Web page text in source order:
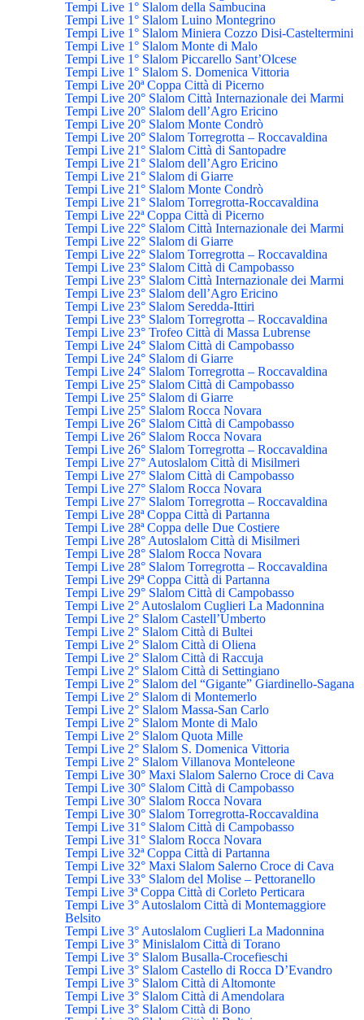
Tempi Live 1° Slalom della Sambucina
Tempi Live 1° Slalom Luino Montegrino
Tempi Live 1° Slalom Miniera Cozzo Disi-Casteltermini
Tempi Live 1° Slalom Monte di Malo
Tempi Live 1° Slalom Piccarello Sant’Olcese
Tempi Live 1° Slalom S. Domenica Vittoria
Tempi Live 20ª Coppa Città di Picerno
Tempi Live 20° Slalom Città Internazionale dei Marmi
Tempi Live 20° Slalom dell’Agro Ericino
Tempi Live 20° Slalom Monte Condrò
Tempi Live 20° Slalom Torregrotta – Roccavaldina
Tempi Live 21° Slalom Città di Santopadre
Tempi Live 21° Slalom dell’Agro Ericino
Tempi Live 21° Slalom di Giarre
Tempi Live 21° Slalom Monte Condrò
Tempi Live 21° Slalom Torregrotta-Roccavaldina
Tempi Live 22ª Coppa Città di Picerno
Tempi Live 22° Slalom Città Internazionale dei Marmi
Tempi Live 22° Slalom di Giarre
Tempi Live 22° Slalom Torregrotta – Roccavaldina
Tempi Live 23° Slalom Città di Campobasso
Tempi Live 23° Slalom Città Internazionale dei Marmi
Tempi Live 23° Slalom dell’Agro Ericino
Tempi Live 23° Slalom Seredda-Ittiri
Tempi Live 23° Slalom Torregrotta – Roccavaldina
Tempi Live 23° Trofeo Città di Massa Lubrense
Tempi Live 24° Slalom Città di Campobasso
Tempi Live 24° Slalom di Giarre
Tempi Live 24° Slalom Torregrotta – Roccavaldina
Tempi Live 25° Slalom Città di Campobasso
Tempi Live 25° Slalom di Giarre
Tempi Live 25° Slalom Rocca Novara
Tempi Live 26° Slalom Città di Campobasso
Tempi Live 26° Slalom Rocca Novara
Tempi Live 26° Slalom Torregrotta – Roccavaldina
Tempi Live 27° Autoslalom Città di Misilmeri
Tempi Live 27° Slalom Città di Campobasso
Tempi Live 27° Slalom Rocca Novara
Tempi Live 27° Slalom Torregrotta – Roccavaldina
Tempi Live 28ª Coppa Città di Partanna
Tempi Live 28ª Coppa delle Due Costiere
Tempi Live 28° Autoslalom Città di Misilmeri
Tempi Live 28° Slalom Rocca Novara
Tempi Live 28° Slalom Torregrotta – Roccavaldina
Tempi Live 29ª Coppa Città di Partanna
Tempi Live 29° Slalom Città di Campobasso
Tempi Live 2° Autoslalom Cuglieri La Madonnina
Tempi Live 2° Slalom Castell’Umberto
Tempi Live 2° Slalom Città di Bultei
Tempi Live 2° Slalom Città di Oliena
Tempi Live 2° Slalom Città di Raccuja
Tempi Live 2° Slalom Città di Settingiano
Tempi Live 2° Slalom del “Gigante” Giardinello-Sagana
Tempi Live 2° Slalom di Montemerlo
Tempi Live 2° Slalom Massa-San Carlo
Tempi Live 2° Slalom Monte di Malo
Tempi Live 2° Slalom Quota Mille
Tempi Live 2° Slalom S. Domenica Vittoria
Tempi Live 2° Slalom Villanova Monteleone
Tempi Live 30° Maxi Slalom Salerno Croce di Cava
Tempi Live 30° Slalom Città di Campobasso
Tempi Live 30° Slalom Rocca Novara
Tempi Live 30° Slalom Torregrotta-Roccavaldina
Tempi Live 31° Slalom Città di Campobasso
Tempi Live 31° Slalom Rocca Novara
Tempi Live 32ª Coppa Città di Partanna
Tempi Live 32° Maxi Slalom Salerno Croce di Cava
Tempi Live 33° Slalom del Molise – Pettoranello
Tempi Live 3ª Coppa Città di Corleto Perticara
Tempi Live 3° Autoslalom Città di Montemaggiore
Belsito
Tempi Live 3° Autoslalom Cuglieri La Madonnina
Tempi Live 3° Minislalom Città di Torano
Tempi Live 3° Slalom Busalla-Crocefieschi
Tempi Live 3° Slalom Castello di Rocca D’Evandro
Tempi Live 3° Slalom Città di Altomonte
Tempi Live 3° Slalom Città di Amendolara
Tempi Live 3° Slalom Città di Bono